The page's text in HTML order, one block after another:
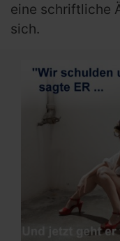
eine schriftliche
sich.